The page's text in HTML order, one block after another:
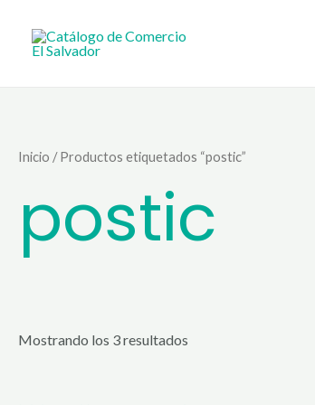
contenido
Inicio / Productos etiquetados “postic”
postic
Mostrando los 3 resultados